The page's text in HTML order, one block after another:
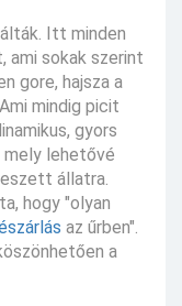
Itt minden
ami sokak szerint
gore, hajsza a
mindig picit
gyors
mely lehetővé
állatra.
hogy "olyan
az űrben".
a